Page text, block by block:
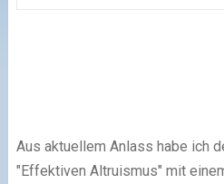
Aus aktuellem Anlass habe ich
"Effektiven Altruismus" mit